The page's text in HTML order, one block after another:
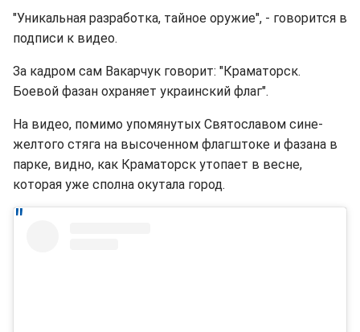
"Уникальная разработка, тайное оружие", - говорится в
подписи к видео.
За кадром сам Вакарчук говорит: "Краматорск.
Боевой фазан охраняет украинский флаг".
На видео, помимо упомянутых Святославом сине-
желтого стяга на высоченном флагштоке и фазана в
парке, видно, как Краматорск утопает в весне,
которая уже сполна окутала город.